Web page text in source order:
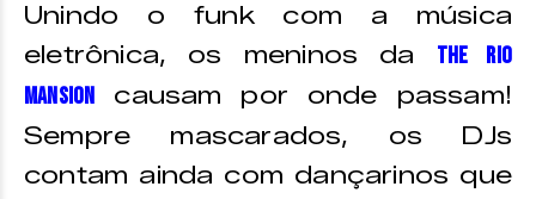
Unindo o funk com a música
eletrônica, os meninos da The Rio
Mansion causam por onde passam!
Sempre mascarados, os DJs
contam ainda com dançarinos que